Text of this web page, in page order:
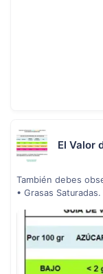
El Valor
También debes
• Grasas Saturadas.